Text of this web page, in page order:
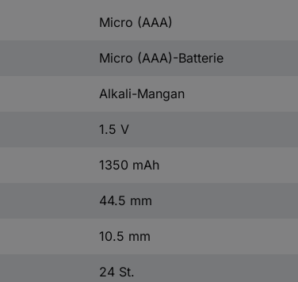
Micro (AAA)
Micro (AAA)-Batterie
Alkali-Mangan
1.5 V
1350 mAh
44.5 mm
10.5 mm
24 St.